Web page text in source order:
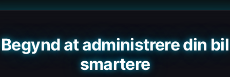
Begynd at administrere din bil
smartere